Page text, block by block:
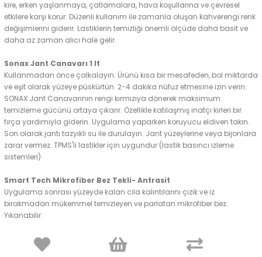
kire, erken yaşlanmaya, çatlamalara, hava koşullarına ve çevresel
etkilere karşı korur. Düzenli kullanım ile zamanla oluşan kahverengi renk
değişimlerini giderir. Lastiklerin temizliği önemli ölçüde daha basit ve
daha az zaman alıcı hale gelir.
Sonax Jant Canavarı 1 lt
Kullanmadan önce çalkalayın. Ürünü kısa bir mesafeden, bol miktarda
ve eşit olarak yüzeye püskürtün. 2-4 dakika nüfuz etmesine izin verin.
SONAX Jant Canavarının rengi kırmızıya dönerek maksimum
temizleme gücünü ortaya çıkarır. Özellikle katılaşmış inatçı kirleri bir
fırça yardımıyla giderin. Uygulama yaparken koruyucu eldiven takın.
Son olarak jantı tazyikli su ile durulayın. Jant yüzeylerine veya bijonlara
zarar vermez. TPMS'li lastikler için uygundur (lastik basıncı izleme
sistemleri)
Smart Tech Mikrofiber Bez Tekli- Antrasit
Uygulama sonrası yüzeyde kalan cila kalıntılarını çizik ve iz
bırakmadan mükemmel temizleyen ve parlatan mikrofiber bez.
Yıkanabilir.